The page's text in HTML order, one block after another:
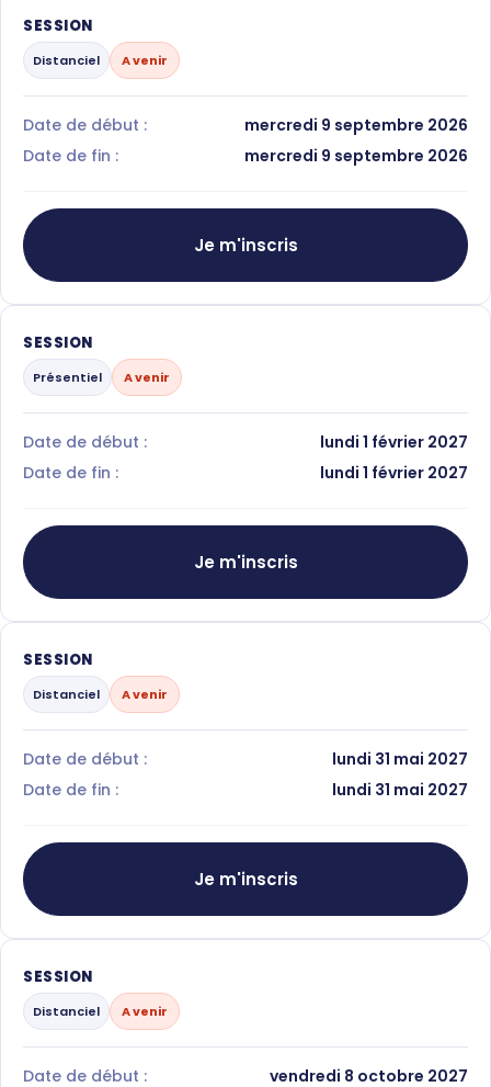
SESSION
Distanciel A venir
Date de début :
mercredi 9 septembre 2026
Date de fin :
mercredi 9 septembre 2026
Je m'inscris
SESSION
Présentiel A venir
Date de début :
lundi 1 février 2027
Date de fin :
lundi 1 février 2027
Je m'inscris
SESSION
Distanciel A venir
Date de début :
lundi 31 mai 2027
Date de fin :
lundi 31 mai 2027
Je m'inscris
SESSION
Distanciel A venir
Date de début :
vendredi 8 octobre 2027